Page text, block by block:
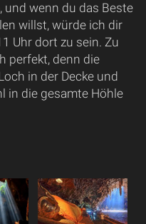
und wenn du das Beste
willst, würde ich dir
Uhr dort zu sein. Zu
perfekt, denn die
in der Decke und
in die gesamte Höhle